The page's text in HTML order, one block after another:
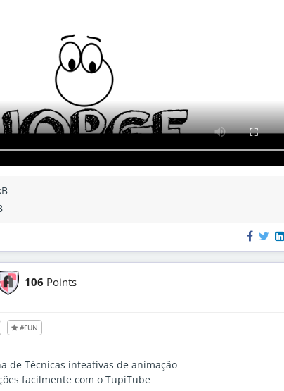
also to unregistered users
106 Points
#FUN
de Técnicas inteativas de animação
facilmente com o TupiTube